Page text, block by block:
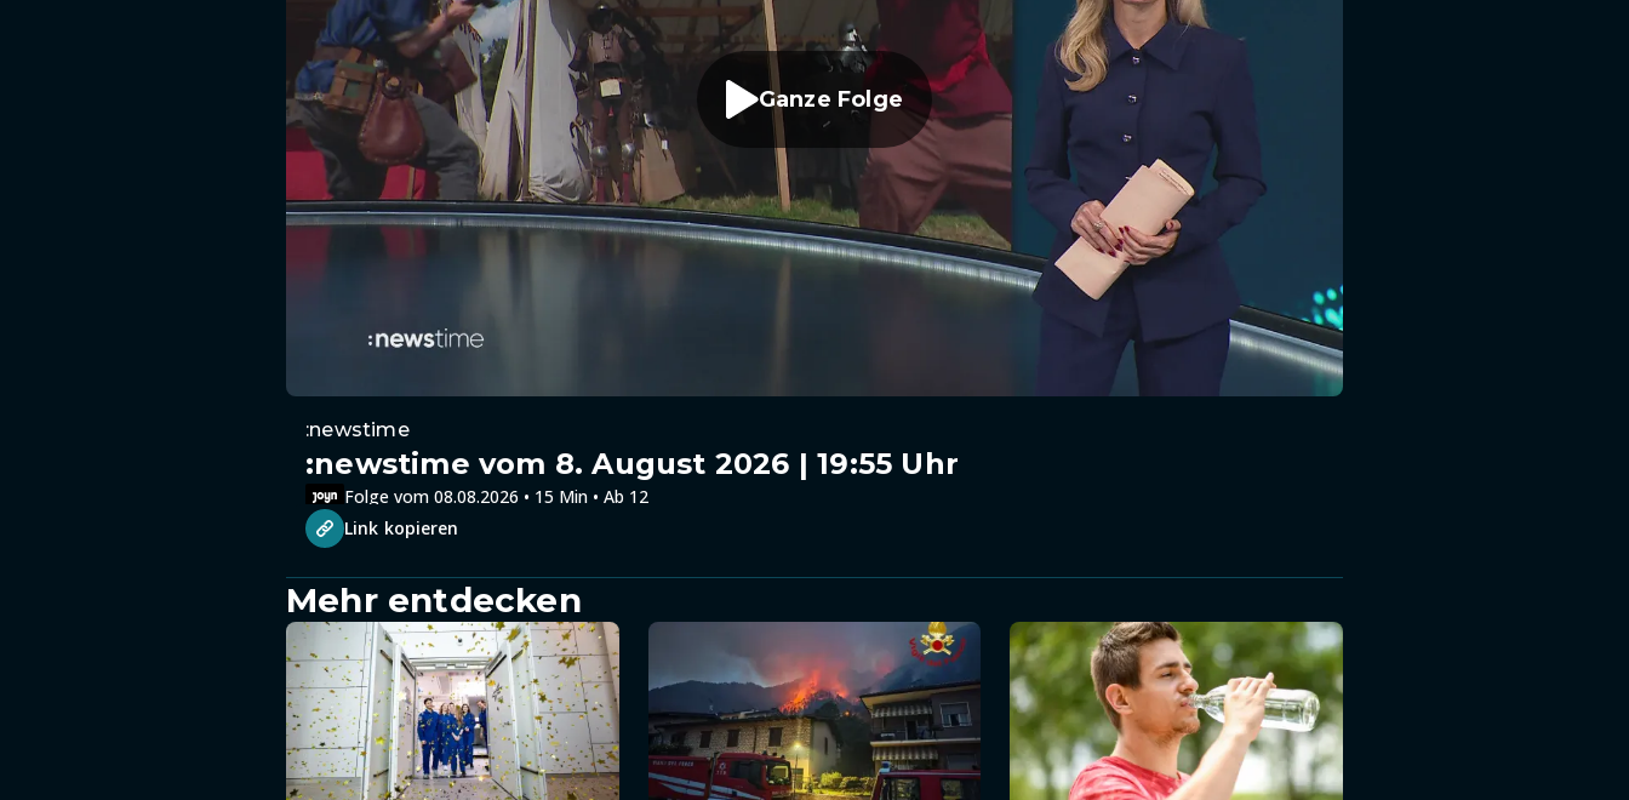
Ganze Folge
:newstime
:newstime vom 8. August 2026 | 19:55 Uhr
Folge vom 08.08.2026 • 15 Min • Ab 12
Link kopieren
Mehr entdecken